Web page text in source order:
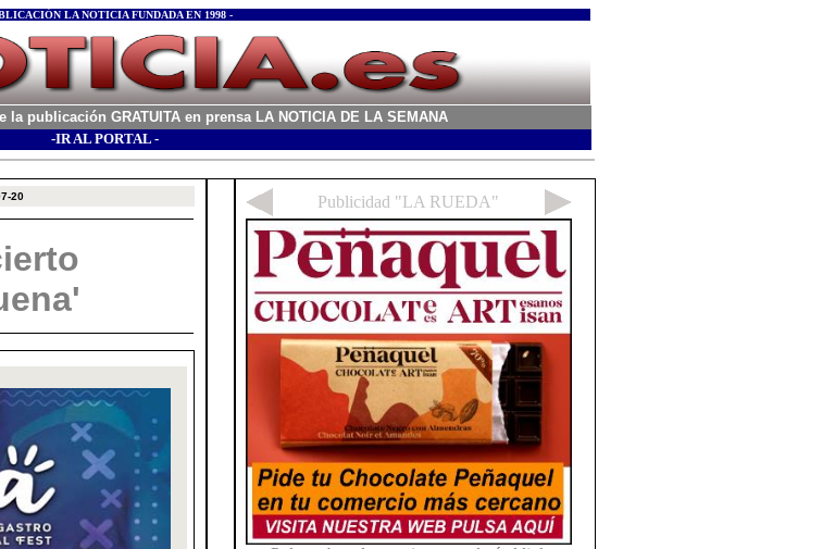
LA NOTICIA FUNDADA EN 1998 -
la publicación GRATUITA en prensa LA NOTICIA DE LA SEMANA
-IR AL PORTAL -
20